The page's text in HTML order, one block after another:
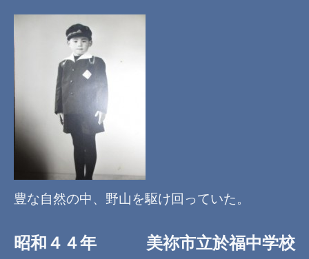
豊な自然の中、野山を駆け回っていた。
昭和４４年 美祢市立於福中学校